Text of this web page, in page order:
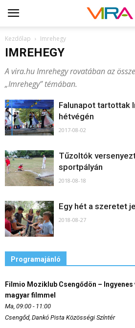
Kezdőlap Imrehegy
IMREHEGY
A vira.hu Imrehegy rovatában az
„Imrehegy” témában.
Falunapot tartottak
hétvégén
2017-08-02
Tűzoltók
sportpályán
2018-08-18
Egy hét a szeretet
2018-08-27
Programajánló
Filmio Moziklub Csengődön –
magyar filmmel
Ma, 09:00 - 11:00
Csengőd, Dankó Pista Közösségi Színtér